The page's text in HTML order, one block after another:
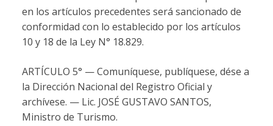
en los artículos precedentes será sancionado de
conformidad con lo establecido por los artículos
10 y 18 de la Ley N° 18.829.
ARTÍCULO 5° — Comuníquese, publíquese, dése a
la Dirección Nacional del Registro Oficial y
archívese. — Lic. JOSÉ GUSTAVO SANTOS,
Ministro de Turismo.